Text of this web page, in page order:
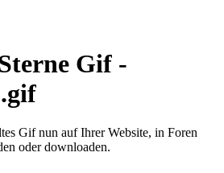
Gif -
Gif nun auf Ihrer Website, in Foren
oder downloaden.